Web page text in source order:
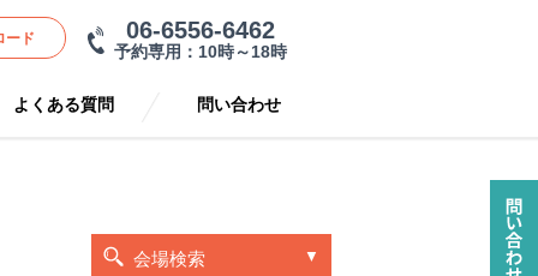
ード 06-6556-6462
予約専用：10時～18時
よくある質問 問い合わせ
会場検索